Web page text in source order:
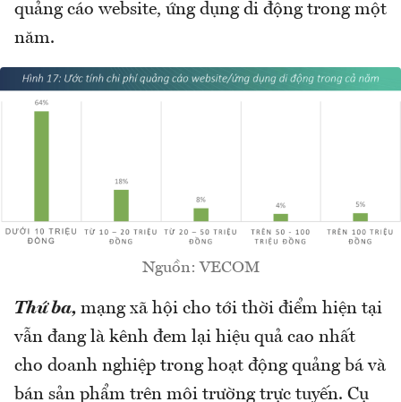
quảng cáo website, ứng dụng di động trong một
năm.
Nguồn: VECOM
Thứ ba, mạng xã hội cho tới thời điểm hiện tại
vẫn đang là kênh đem lại hiệu quả cao nhất
cho doanh nghiệp trong hoạt động quảng bá và
bán sản phẩm trên môi trường trực tuyến. Cụ